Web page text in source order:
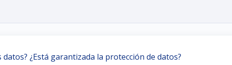
¿Está garantizada la protección de datos?